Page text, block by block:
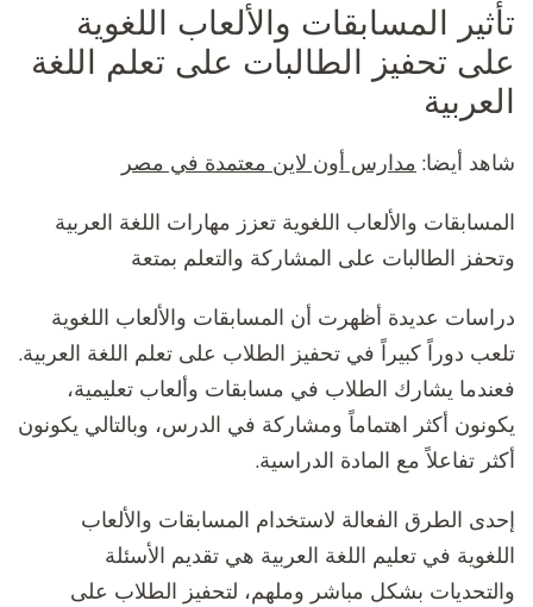
تأثير المسابقات والألعاب اللغوية
على تحفيز الطالبات على تعلم اللغة
العربية
شاهد أيضا: مدارس أون لاين معتمدة في مصر
المسابقات والألعاب اللغوية تعزز مهارات اللغة العربية
وتحفز الطالبات على المشاركة والتعلم بمتعة
دراسات عديدة أظهرت أن المسابقات والألعاب اللغوية
تلعب دوراً كبيراً في تحفيز الطلاب على تعلم اللغة العربية.
فعندما يشارك الطلاب في مسابقات وألعاب تعليمية،
يكونون أكثر اهتماماً ومشاركة في الدرس، وبالتالي يكونون
أكثر تفاعلاً مع المادة الدراسية.
إحدى الطرق الفعالة لاستخدام المسابقات والألعاب
اللغوية في تعليم اللغة العربية هي تقديم الأسئلة
والتحديات بشكل مباشر وملهم، لتحفيز الطلاب على